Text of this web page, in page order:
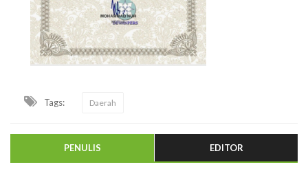
Tags: Daerah
PENULIS EDITOR